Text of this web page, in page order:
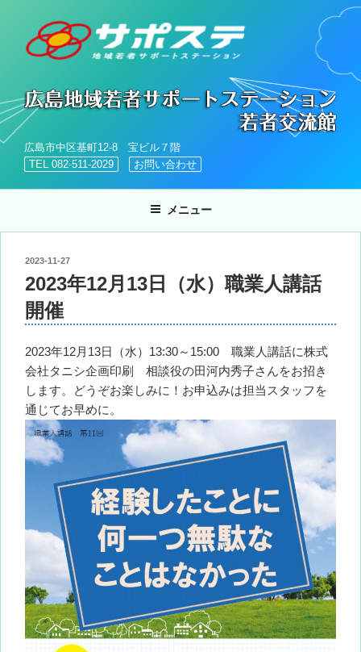
へ
ス
キ
広島市中区基町12-8 宝ビル７階
TEL 082-511-2029
お問い合わせ
メニュー
投
日:
2023-11-27
2023年12月13日（水）職業人講話
開催
2023年12月13日（水）13:30～15:00 職業人講話に株式
会社タニシ企画印刷 相談役の田河内秀子さんをお招き
します。どうぞお楽しみに！お申込みは担当スタッフを
通じてお早めに。